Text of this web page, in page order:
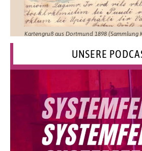
Kartengruß aus Dortmund 1898 (Sammlung
UNSERE